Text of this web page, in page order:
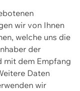
wir von Ihnen
welche uns die
der
mit dem Empfang
Daten
wir